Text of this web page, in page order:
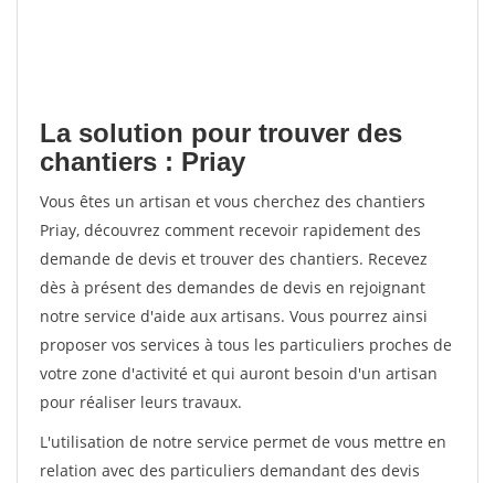
La solution pour trouver des
chantiers : Priay
Vous êtes un artisan et vous cherchez des chantiers
Priay, découvrez comment recevoir rapidement des
demande de devis et trouver des chantiers. Recevez
dès à présent des demandes de devis en rejoignant
notre service d'aide aux artisans. Vous pourrez ainsi
proposer vos services à tous les particuliers proches de
votre zone d'activité et qui auront besoin d'un artisan
pour réaliser leurs travaux.
L'utilisation de notre service permet de vous mettre en
relation avec des particuliers demandant des devis